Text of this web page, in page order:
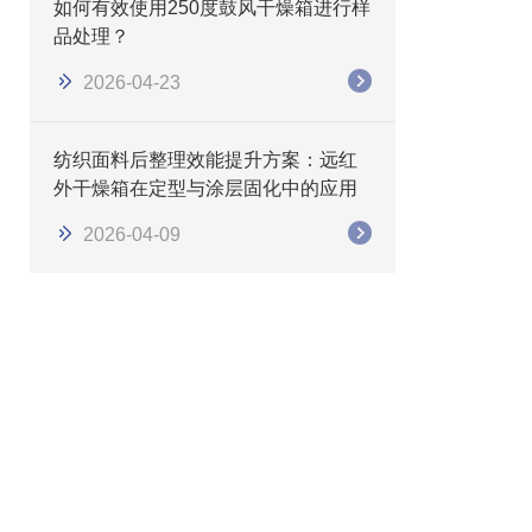
如何有效使用250度鼓风干燥箱进行样
品处理？
2026-04-23
纺织面料后整理效能提升方案：远红
外干燥箱在定型与涂层固化中的应用
2026-04-09